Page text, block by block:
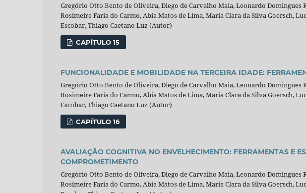
Gregório Otto Bento de Oliveira, Diego de Carvalho Maia, Leonardo Domingues
Rosimeire Faria do Carmo, Abia Matos de Lima, Maria Clara da Silva Goersch,
Escobar, Thiago Caetano Luz (Autor)
CAPÍTULO 15
FUNCIONALIDADE E MOBILIDADE NA TERCEIRA IDADE:
Gregório Otto Bento de Oliveira, Diego de Carvalho Maia, Leonardo Domingues
Rosimeire Faria do Carmo, Abia Matos de Lima, Maria Clara da Silva Goersch,
Escobar, Thiago Caetano Luz (Autor)
CAPÍTULO 16
AVALIAÇÃO COGNITIVA NO ENVELHECIMENTO: FERRAMENTAS E
COMPROMETIMENTO
Gregório Otto Bento de Oliveira, Diego de Carvalho Maia, Leonardo Domingues
Rosimeire Faria do Carmo, Abia Matos de Lima, Maria Clara da Silva Goersch,